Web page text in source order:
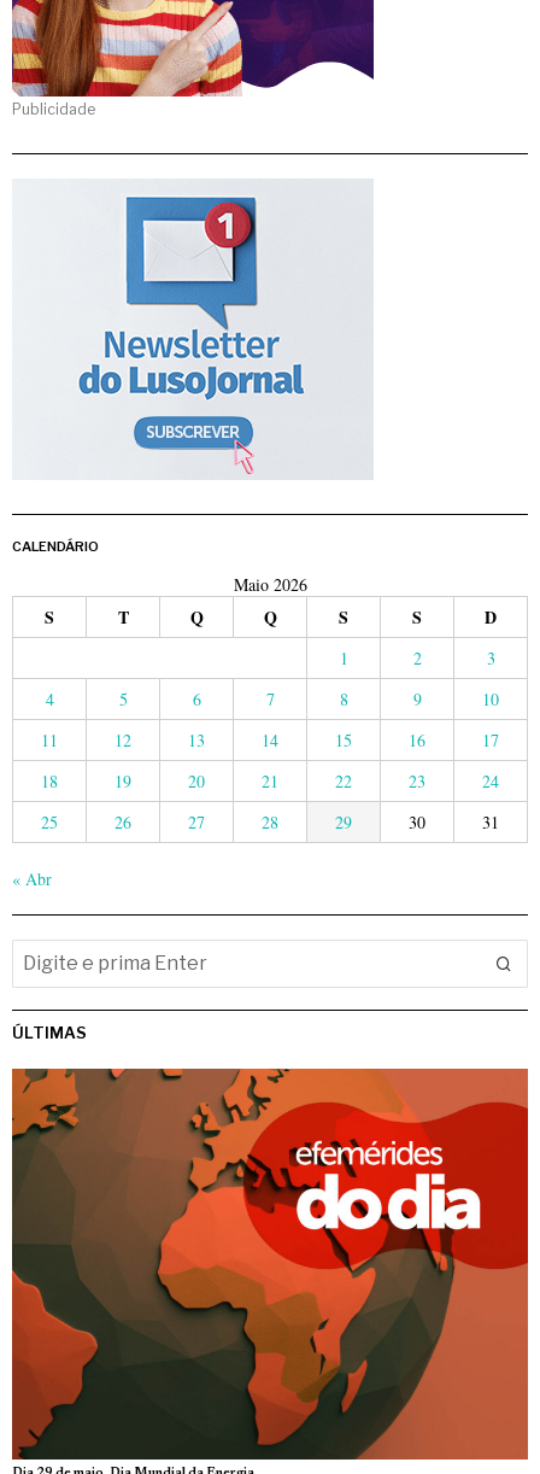
Publicidade
CALENDÁRIO
Maio 2026
S T Q Q S S D
1 2
3
4
5 6 7 8 9
10
11
12 13 14 15 16
17
18
19 20 21 22 23
24
25
26 27 28 29 30 31
« Abr
ÚLTIMAS